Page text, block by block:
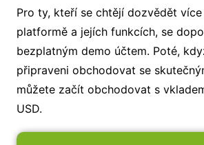
Pro ty, kteří se chtějí dozvědět
platformě a jejích funkcích, se
bezplatným demo účtem. Poté,
připraveni obchodovat se
můžete začít obchodovat s
USD.